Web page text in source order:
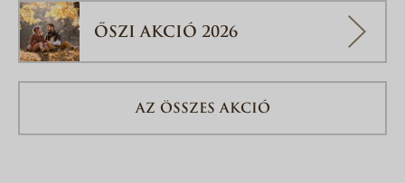
ŐSZI AKCIÓ 2026
AZ ÖSSZES AKCIÓ